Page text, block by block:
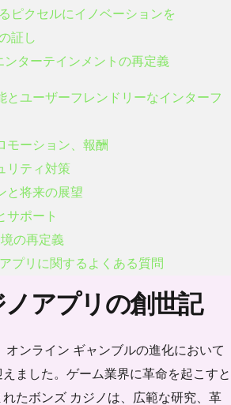
ピクセルにイノベーションを
証し
ンターテインメントの再定義
とユーザーフレンドリーなインターフ
モーション、報酬
リティ対策
と将来の展望
サポート
の再定義
プリに関するよくある質問
アプリの創世記
、オンライン ギャンブルの進化において
ました。ゲーム業界に革命を起こすと
たボンズ カジノは、広範な研究、革